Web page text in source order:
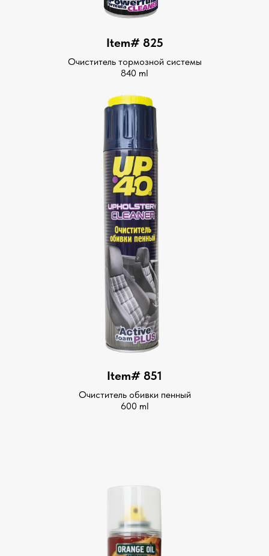
Item# 825
Очиститель тормозной системы
840 ml
Item# 851
Очиститель обивки пенный
600 ml